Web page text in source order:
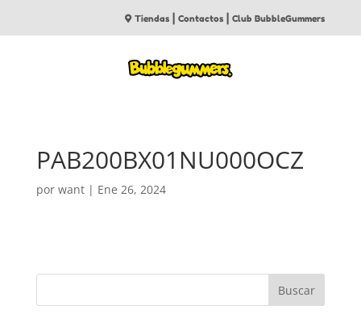
Tiendas |Contactos |Club BubbleGummers
PAB200BX01NU000OCZ
por want| Ene 26, 2024